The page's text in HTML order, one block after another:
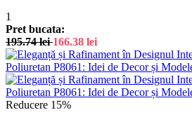
1
Pret bucata:
195.74lei 166.38 lei
Reducere 15%